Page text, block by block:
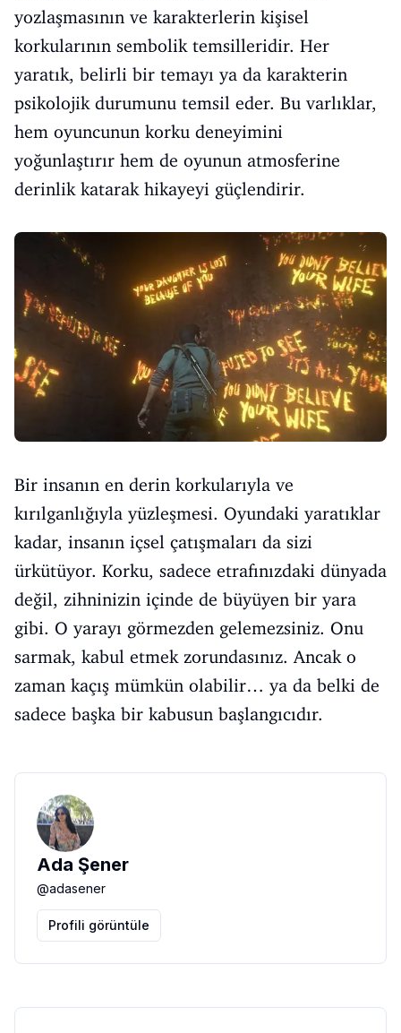
yozlaşmasının ve karakterlerin kişisel
korkularının sembolik temsilleridir. Her
yaratık, belirli bir temayı ya da karakterin
psikolojik durumunu temsil eder. Bu varlıklar,
hem oyuncunun korku deneyimini
yoğunlaştırır hem de oyunun atmosferine
derinlik katarak hikayeyi güçlendirir.
Bir insanın en derin korkularıyla ve
kırılganlığıyla yüzleşmesi. Oyundaki yaratıklar
kadar, insanın içsel çatışmaları da sizi
ürkütüyor. Korku, sadece etrafınızdaki dünyada
değil, zihninizin içinde de büyüyen bir yara
gibi. O yarayı görmezden gelemezsiniz. Onu
sarmak, kabul etmek zorundasınız. Ancak o
zaman kaçış mümkün olabilir… ya da belki de
sadece başka bir kabusun başlangıcıdır.
Ada Şener
@adasener
Profili görüntüle